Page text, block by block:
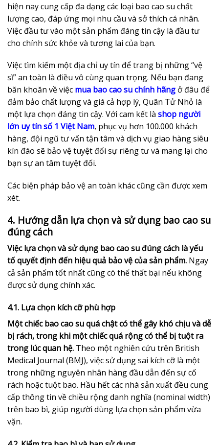
hiện nay cung cấp đa dạng các loại bao cao su chất
lượng cao, đáp ứng mọi nhu cầu và sở thích cá nhân.
Việc đầu tư vào một sản phẩm đáng tin cậy là đầu tư
cho chính sức khỏe và tương lai của bạn.
Việc tìm kiếm một địa chỉ uy tín để trang bị những “vệ
sĩ” an toàn là điều vô cùng quan trọng. Nếu bạn đang
băn khoăn về việc mua bao cao su chính hãng ở đâu để
đảm bảo chất lượng và giá cả hợp lý, Quân Tử Nhỏ là
một lựa chọn đáng tin cậy. Với cam kết là shop người
lớn uy tín số 1 Việt Nam, phục vụ hơn 100.000 khách
hàng, đội ngũ tư vấn tận tâm và dịch vụ giao hàng siêu
kín đáo sẽ bảo vệ tuyệt đối sự riêng tư và mang lại cho
bạn sự an tâm tuyệt đối.
Các biện pháp bảo vệ an toàn khác cũng cần được xem
xét.
4. Hướng dẫn lựa chọn và sử dụng bao cao su
đúng cách
Việc lựa chọn và sử dụng bao cao su đúng cách là yếu
tố quyết định đến hiệu quả bảo vệ của sản phẩm. Ngay
cả sản phẩm tốt nhất cũng có thể thất bại nếu không
được sử dụng chính xác.
4.1. Lựa chọn kích cỡ phù hợp
Một chiếc bao cao su quá chật có thể gây khó chịu và dễ
bị rách, trong khi một chiếc quá rộng có thể bị tuột ra
trong lúc quan hệ. Theo một nghiên cứu trên British
Medical Journal (BMJ), việc sử dụng sai kích cỡ là một
trong những nguyên nhân hàng đầu dẫn đến sự cố
rách hoặc tuột bao. Hầu hết các nhà sản xuất đều cung
cấp thông tin về chiều rộng danh nghĩa (nominal width)
trên bao bì, giúp người dùng lựa chọn sản phẩm vừa
vặn.